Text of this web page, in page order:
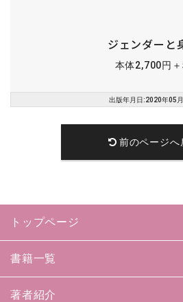
ジェンダーと
本体2,700円
出版年月日:2020年05
前のページへ
トップページ
書籍一覧
著者紹介